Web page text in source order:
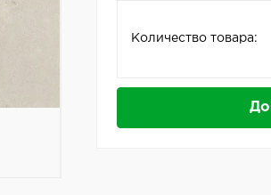
Количество товара: